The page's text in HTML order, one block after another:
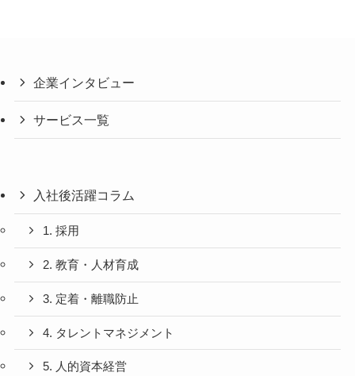
企業インタビュー
サービス一覧
入社後活躍コラム
1. 採用
2. 教育・人材育成
3. 定着・離職防止
4. タレントマネジメント
5. 人的資本経営